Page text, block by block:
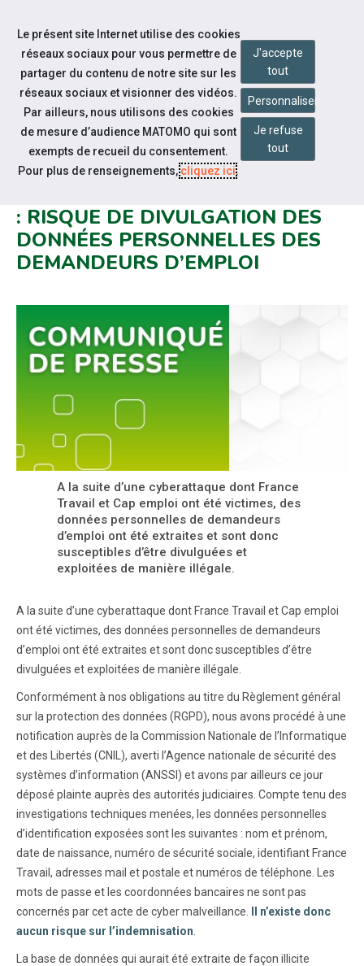
Aller au contenu
Notre actualité
FRANCE TRAVAIL ET CAP EMPLOI
: RISQUE DE DIVULGATION DES
DONNÉES PERSONNELLES DES
DEMANDEURS D’EMPLOI
A la suite d’une cyberattaque dont France
Travail et Cap emploi ont été victimes, des
données personnelles de demandeurs
d’emploi ont été extraites et sont donc
susceptibles d’être divulguées et
exploitées de manière illégale.
A la suite d’une cyberattaque dont France Travail et Cap emploi
ont été victimes, des données personnelles de demandeurs
d’emploi ont été extraites et sont donc susceptibles d’être
divulguées et exploitées de manière illégale.
Conformément à nos obligations au titre du Règlement général
sur la protection des données (RGPD), nous avons procédé à une
notification auprès de la Commission Nationale de l’Informatique
et des Libertés (CNIL), averti l’Agence nationale de sécurité des
systèmes d’information (ANSSI) et avons par ailleurs ce jour
déposé plainte auprès des autorités judiciaires. Compte tenu des
investigations techniques menées, les données personnelles
d’identification exposées sont les suivantes : nom et prénom,
date de naissance, numéro de sécurité sociale, identifiant France
Travail, adresses mail et postale et numéros de téléphone. Les
mots de passe et les coordonnées bancaires ne sont pas
concernés par cet acte de cyber malveillance.
Il n’existe donc
aucun risque sur l’indemnisation
La base de données qui aurait été extraite de façon illicite
Le présent site Internet utilise des cookies
réseaux sociaux pour vous permettre de
partager du contenu de notre site sur les
réseaux sociaux et visionner des vidéos.
Par ailleurs, nous utilisons des cookies
de mesure d’audience MATOMO qui sont
exempts de recueil du consentement.
Pour plus de renseignements,cliquez ici.
J'accepte
tout
Personnaliser
Je refuse
tout